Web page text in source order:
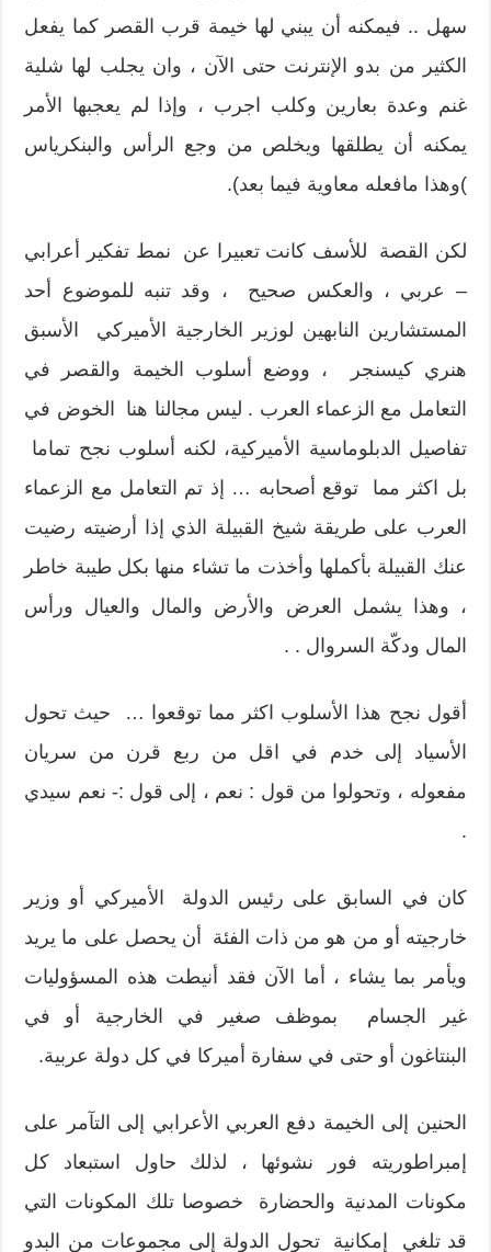
سهل .. فيمكنه أن يبني لها خيمة قرب القصر كما يفعل
الكثير من بدو الإنترنت حتى الآن ، وان يجلب لها شلية
غنم وعدة بعارين وكلب اجرب ، وإذا لم يعجبها الأمر
يمكنه أن يطلقها ويخلص من وجع الرأس والبنكرياس
)وهذا مافعله معاوية فيما بعد).
لكن القصة للأسف كانت تعبيرا عن نمط تفكير أعرابي
– عربي ، والعكس صحيح ، وقد تنبه للموضوع أحد
المستشارين النابهين لوزير الخارجية الأميركي الأسبق
هنري كيسنجر ، ووضع أسلوب الخيمة والقصر في
التعامل مع الزعماء العرب . ليس مجالنا هنا الخوض في
تفاصيل الدبلوماسية الأميركية، لكنه أسلوب نجح تماما
بل اكثر مما توقع أصحابه … إذ تم التعامل مع الزعماء
العرب على طريقة شيخ القبيلة الذي إذا أرضيته رضيت
عنك القبيلة بأكملها وأخذت ما تشاء منها بكل طيبة خاطر
، وهذا يشمل العرض والأرض والمال والعيال ورأس
المال ودكّة السروال . .
أقول نجح هذا الأسلوب اكثر مما توقعوا … حيث تحول
الأسياد إلى خدم في اقل من ربع قرن من سريان
مفعوله ، وتحولوا من قول : نعم ، إلى قول :- نعم سيدي
.
كان في السابق على رئيس الدولة الأميركي أو وزير
خارجيته أو من هو من ذات الفئة أن يحصل على ما يريد
ويأمر بما يشاء ، أما الآن فقد أنيطت هذه المسؤوليات
غير الجسام بموظف صغير في الخارجية أو في
البنتاغون أو حتى في سفارة أميركا في كل دولة عربية.
الحنين إلى الخيمة دفع العربي الأعرابي إلى التآمر على
إمبراطوريته فور نشوئها ، لذلك حاول استبعاد كل
مكونات المدنية والحضارة خصوصا تلك المكونات التي
قد تلغي إمكانية تحول الدولة إلى مجموعات من البدو